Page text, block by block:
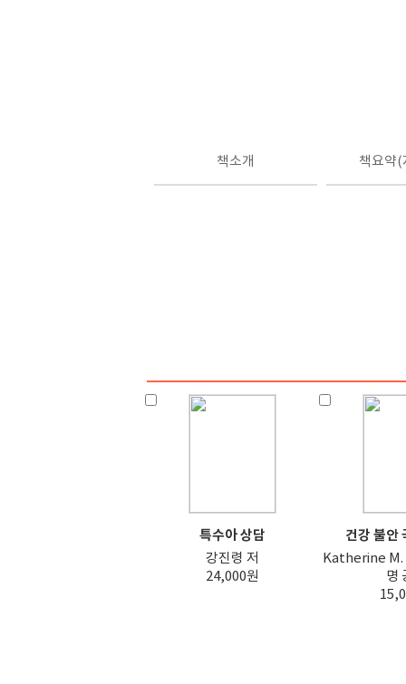
책소개 책요약(
특수아 상담
강진령 저
24,000원
건강 불안
Katherine M.
명